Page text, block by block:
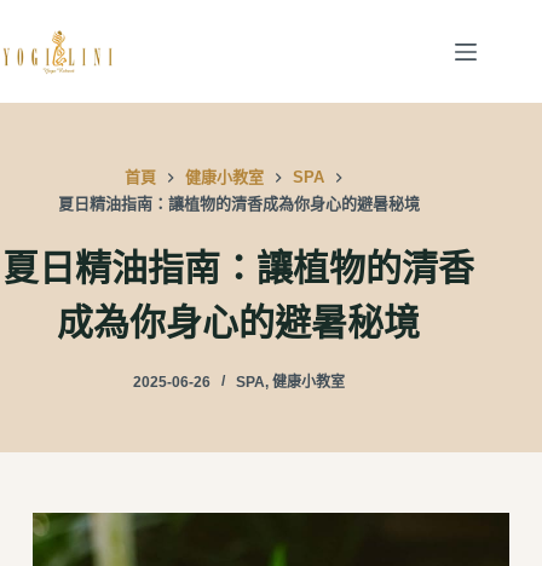
至
首頁 健康小教室
SPA
夏日精油指南：讓植物的清香成為你身心的避暑秘境
夏日精油指南：讓植物的清香
成為你身心的避暑秘境
2025-06-26 SPA, 健康小教室